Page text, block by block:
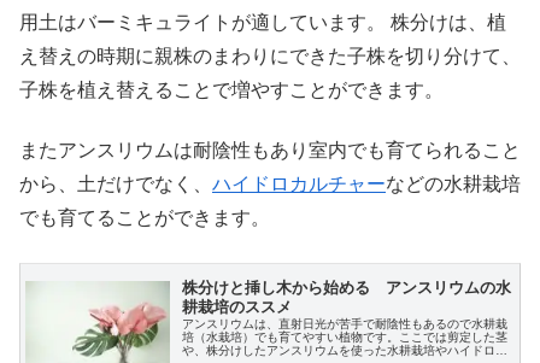
用土はバーミキュライトが適しています。 株分けは、植
え替えの時期に親株のまわりにできた子株を切り分けて、
子株を植え替えることで増やすことができます。
またアンスリウムは耐陰性もあり室内でも育てられること
から、土だけでなく、 ハイドロカルチャーなどの水耕栽培
でも育てることができます。
株分けと挿し木から始める アンスリウムの水
耕栽培のススメ
アンスリウムは、直射日光が苦手で耐陰性もあるので水耕栽
培（水栽培）でも育てやすい植物です。ここでは剪定した茎
や、株分けしたアンスリウムを使った水耕栽培やハイドロカ